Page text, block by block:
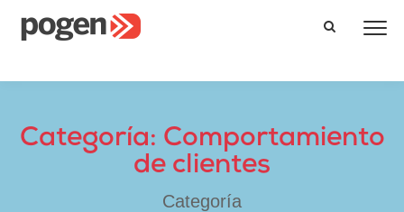
Categoría: Comportamiento
de clientes
Categoría